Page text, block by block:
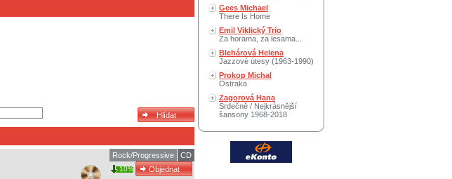
CD
Rock/Progressive
10%
Gees Michael
There Is Home
Emil Viklický Trio
Za horama, za lesama...
Blehárová Helena
Jazzové útesy (1963-1990)
Prokop Michal
Ostraka
Zagorová Hana
Srdečně / Nejkrásnější
šansony 1968-2018